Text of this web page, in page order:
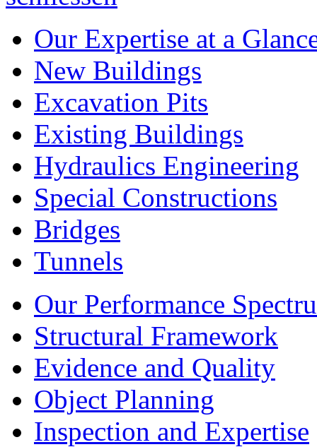
Our Expertise at a
New Buildings
Excavation Pits
Existing Buildings
Hydraulics Engineering
Special Constructions
Bridges
Tunnels
Our Performance
Structural Framework
Evidence and Quality
Object Planning
Inspection and Expertise